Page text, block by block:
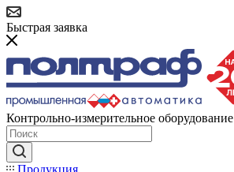
Быстрая заявка
Контрольно-измерительное оборудование
Продукция